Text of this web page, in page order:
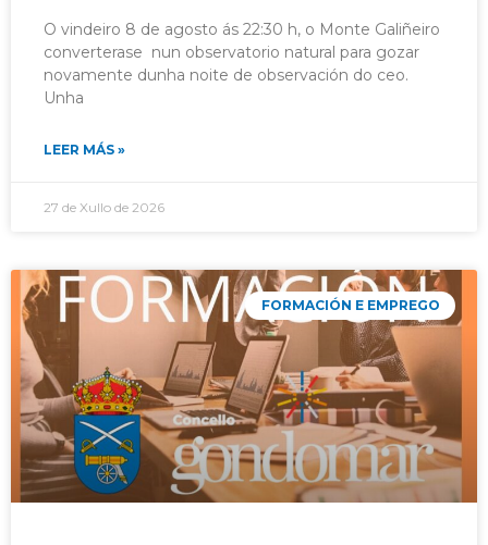
O vindeiro 8 de agosto ás 22:30 h, o Monte Galiñeiro
converterase nun observatorio natural para gozar
novamente dunha noite de observación do ceo.
Unha
LEER MÁS »
27 de Xullo de 2026
FORMACIÓN E EMPREGO